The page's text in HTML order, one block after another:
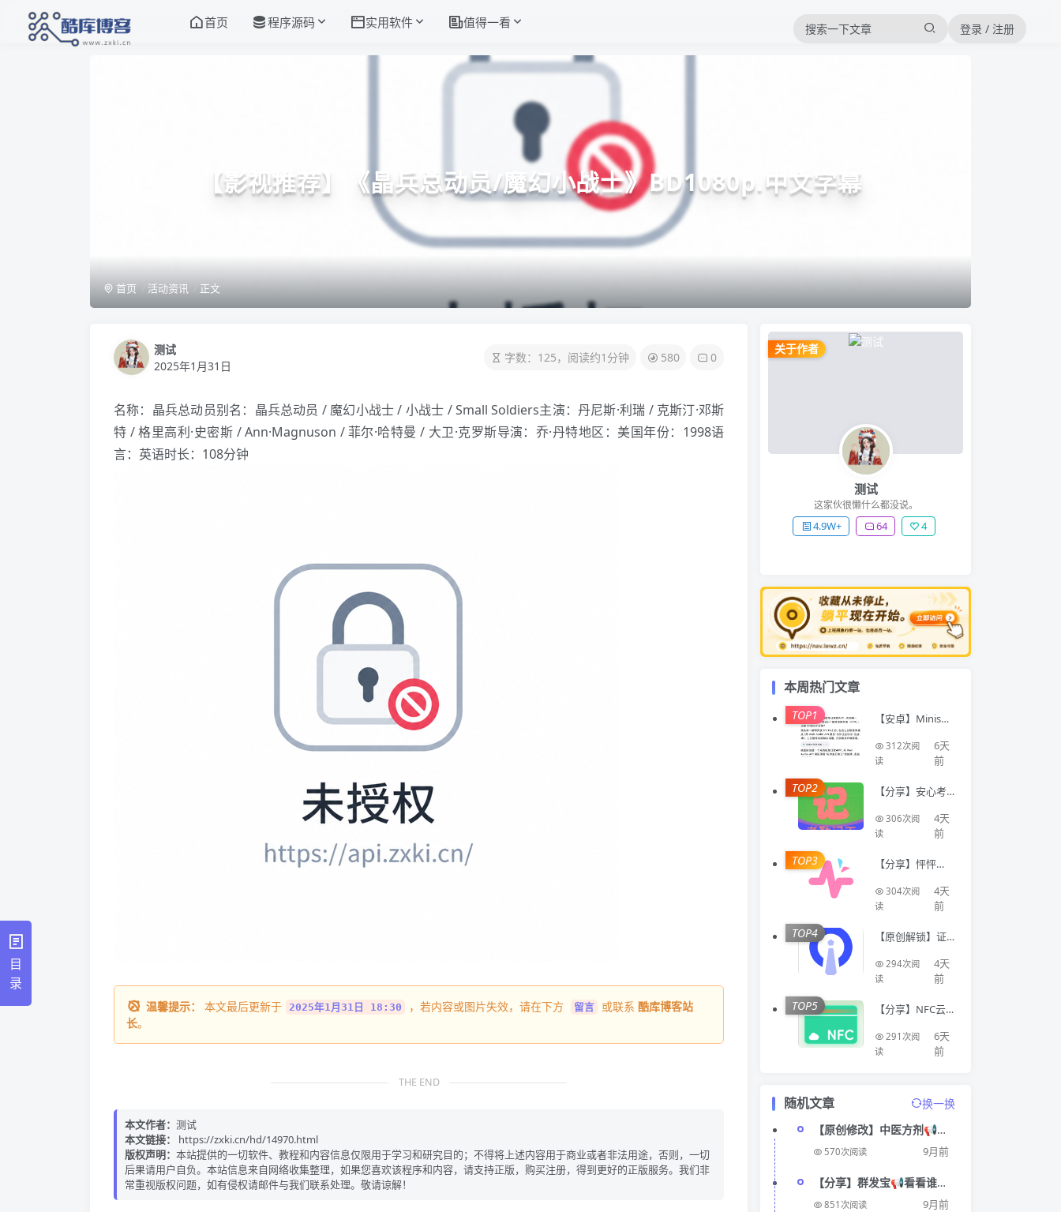
首页 程序源码 实用软件 值得一看 登录 / 注册
【影视推荐】《晶兵总动员/魔幻小战士》BD1080p.中文字幕
首页 活动资讯 正文
测试
2025年1月31日
字数：125，阅读约1分钟 580 0
名称：晶兵总动员别名：晶兵总动员 / 魔幻小战士 / 小战士 / Small Soldiers主演：丹尼斯·利瑞 / 克斯汀·邓斯
特 / 格里高利·史密斯 / Ann·Magnuson / 菲尔·哈特曼 / 大卫·克罗斯导演：乔·丹特地区：美国年份：1998语
言：英语时长：108分钟
温馨提示： 本文最后更新于 2025年1月31日 18:30 ，若内容或图片失效，请在下方 留言 或联系 酷库博客站
长。
THE END
本文作者： 测试
本文链接：
https://zxki.cn/hd/14970.html
版权声明： 本站提供的一切软件、教程和内容信息仅限用于学习和研究目的；不得将上述内容用于商业或者非法用途，否则，一切
后果请用户自负。本站信息来自网络收集整理，如果您喜欢该程序和内容，请支持正版，购买注册，得到更好的正版服务。我们非
常重视版权问题，如有侵权请邮件与我们联系处理。敬请谅解！
关于作者
测试
这家伙很懒什么都没说。
4.9W+ 64 4
本周热门文章
TOP1
【安卓】Minis🔥
模型🔥AI写代码
生成应用
312次阅
读
6天
前
TOP2
【分享】安心考
记工时统计出勤
数据
306次阅
读
4天
前
TOP3
【分享】怦怦🔥A
恋人多模态互动
聊天工具🔥
304次阅
读
4天
前
TOP4
【原创解锁】证
会员🔥标准尺寸
换底色美颜证件
294次阅
读
4天
前
TOP5
【分享】NFC云
门禁卡公交卡 各
类卡等🔥
291次阅
读
6天
前
随机文章
换一换
【原创修改】中医方剂📢丰
富中医知识大全🔥查病因📣
570次阅读 9月前
【分享】群发宝📢看看谁删
了你🔥群发批量处理🔥人脉
851次阅读 9月前
目
录